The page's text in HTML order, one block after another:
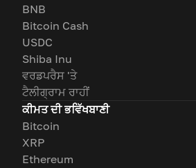
BNB
Bitcoin Cash
USDC
Shiba Inu
ਵਰਡਪਰੈਸ 'ਤੇ
ਟੈਲੀਗ੍ਰਾਮ ਰਾਹੀਂ
ਕੀਮਤ ਦੀ ਭਵਿੱਖਬਾਣੀ
Bitcoin
XRP
Ethereum